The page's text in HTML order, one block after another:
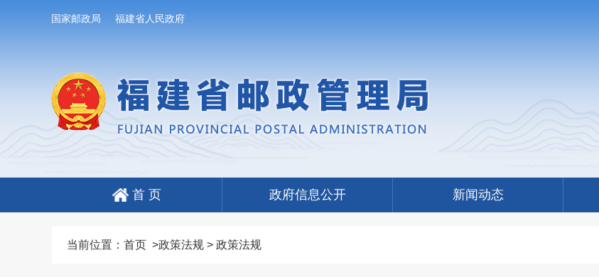
国家邮政局 福建省人民政府
首 页 政府信息公开 新闻动态
当前位置： 首页>政策法规> 政策法规